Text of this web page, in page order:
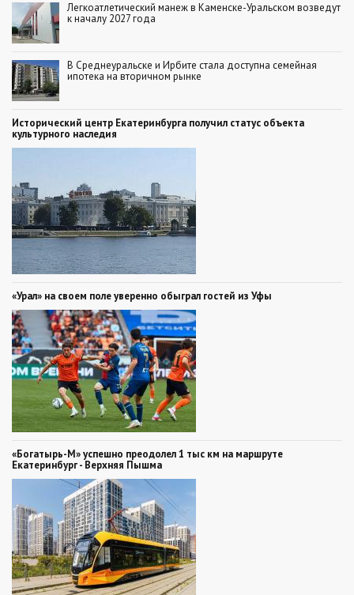
Легкоатлетический манеж в Каменске-Уральском возведут
к началу 2027 года
В Среднеуральске и Ирбите стала доступна семейная
ипотека на вторичном рынке
Исторический центр Екатеринбурга получил статус объекта
культурного наследия
«Урал» на своем поле уверенно обыграл гостей из Уфы
«Богатырь-М» успешно преодолел 1 тыс км на маршруте
Екатеринбург - Верхняя Пышма